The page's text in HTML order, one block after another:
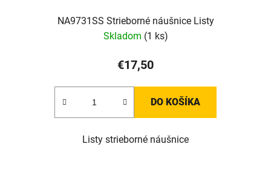
NA9731SS Strieborné náušnice Listy
Skladom (1 ks)
€17,50
DO KOŠÍKA
Listy strieborné náušnice